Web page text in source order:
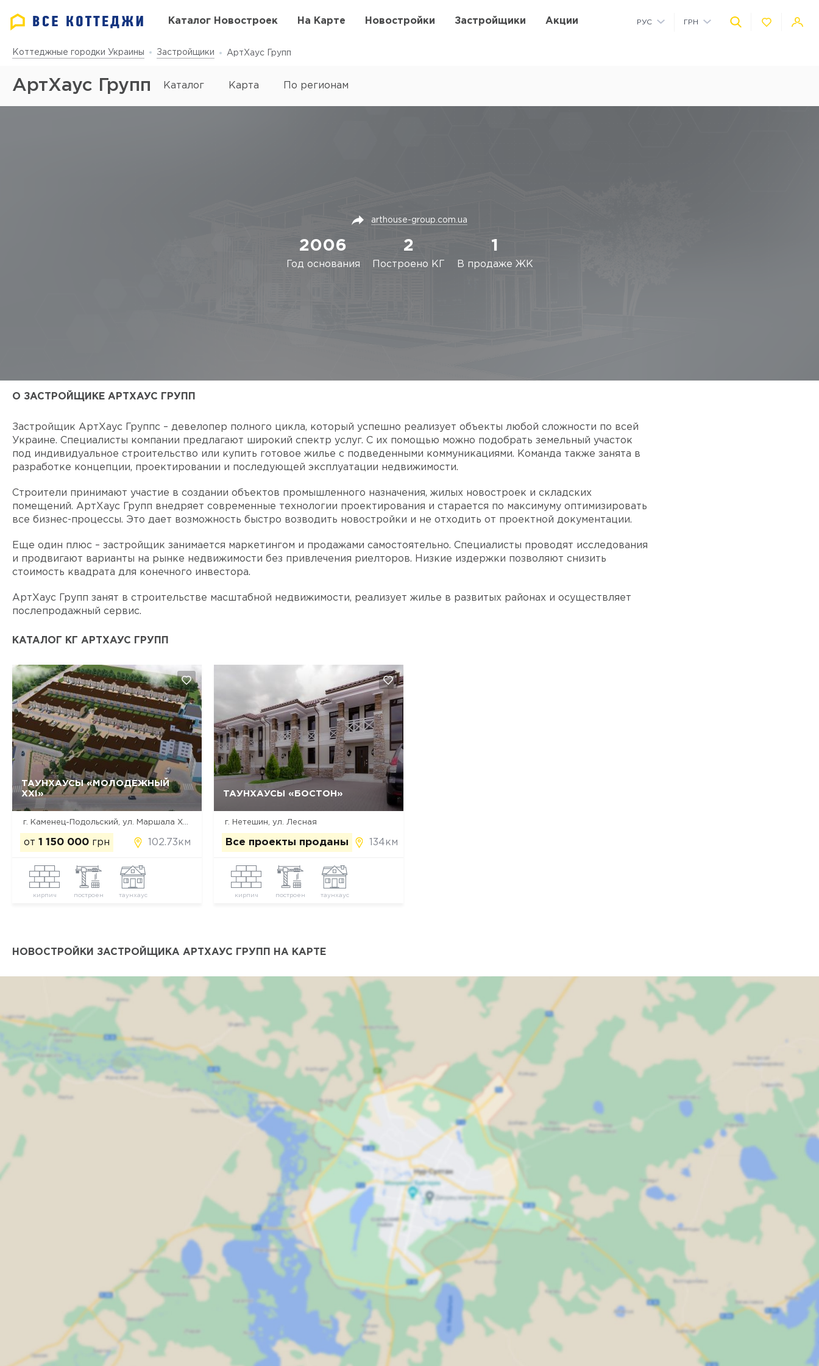
Каталог Новостроек На Карте Новостройки Застройщики Акции РУС ГРН
Коттеджные городки Украины Застройщики АртХаус Групп
АртХаус Групп Каталог Карта По регионам
arthouse-group.com.ua
2006
Год основания
2
Построено КГ
1
В продаже ЖК
О ЗАСТРОЙЩИКЕ АРТХАУС ГРУПП
Застройщик АртХаус Группс – девелопер полного цикла, который успешно реализует объекты любой сложности по всей
Украине. Специалисты компании предлагают широкий спектр услуг. С их помощью можно подобрать земельный участок
под индивидуальное строительство или купить готовое жилье с подведенными коммуникациями. Команда также занята в
разработке концепции, проектировании и последующей эксплуатации недвижимости.
Строители принимают участие в создании объектов промышленного назначения, жилых новостроек и складских
помещений. АртХаус Групп внедряет современные технологии проектирования и старается по максимуму оптимизировать
все бизнес-процессы. Это дает возможность быстро возводить новостройки и не отходить от проектной документации.
Еще один плюс – застройщик занимается маркетингом и продажами самостоятельно. Специалисты проводят исследования
и продвигают варианты на рынке недвижимости без привлечения риелторов. Низкие издержки позволяют снизить
стоимость квадрата для конечного инвестора.
АртХаус Групп занят в строительстве масштабной недвижимости, реализует жилье в развитых районах и осуществляет
послепродажный сервис.
КАТАЛОГ КГ АРТХАУС ГРУПП
ТАУНХАУСЫ «МОЛОДЕЖНЫЙ
XXI»
от 1 150 000 грн 102.73км
кирпич построен таунхаус
Да, удалить Отмена ТАУНХАУСЫ «БОСТОН»
г. Нетешин, ул. Лесная
Все проекты проданы 134км
кирпич построен таунхаус
Да, удалить Отмена
НОВОСТРОЙКИ ЗАСТРОЙЩИКА АРТХАУС ГРУПП НА КАРТЕ